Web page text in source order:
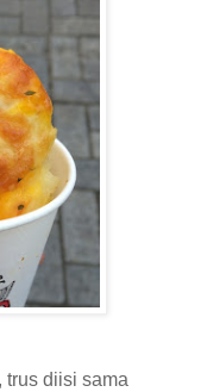
trus diisi sama